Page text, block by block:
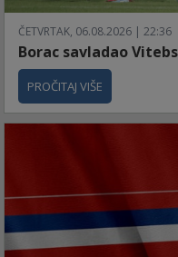
ČETVRTAK, 06.08.2026 | 22:36
Borac savladao
PROČITAJ VIŠE